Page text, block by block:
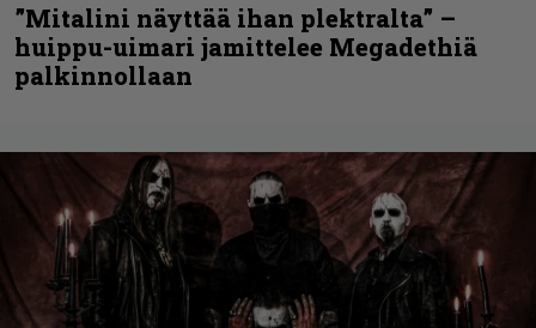
”Mitalini näyttää ihan plektralta” –
huippu-uimari jamittelee Megadethiä
palkinnollaan